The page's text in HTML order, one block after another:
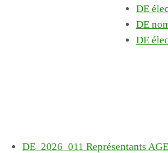
DE
DE
DE
DE_2026_011 Représentants